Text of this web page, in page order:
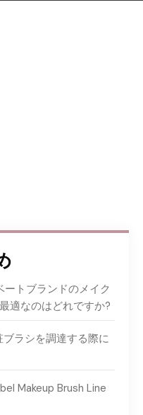
トブランドのメイク
適なのはどれですか?
ラシを調達する際に
Makeup Brush Line